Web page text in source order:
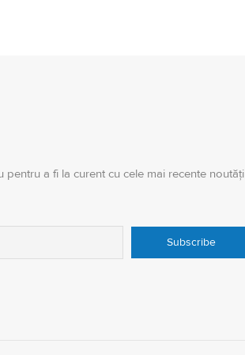
a fi la curent cu cele mai recente noutăți